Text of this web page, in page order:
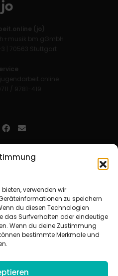
verwenden wir
zu speichern
du diesen Technologien
das Surfverhalten oder eindeutige
Wenn du deine Zustimmung
bestimmte Merkmale und
(jo)
bm gGmbH
| 70563 Stuttgart
/ 9781-419
Kinder-, Jugend- und jungen
man unkompliziert und schnell
Verbände
e. V. |CVJM-Gesamtverband in
e. V.
Jugendverband „Entschieden für
e. V.